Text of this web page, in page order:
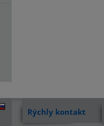
Rýchly kontakt